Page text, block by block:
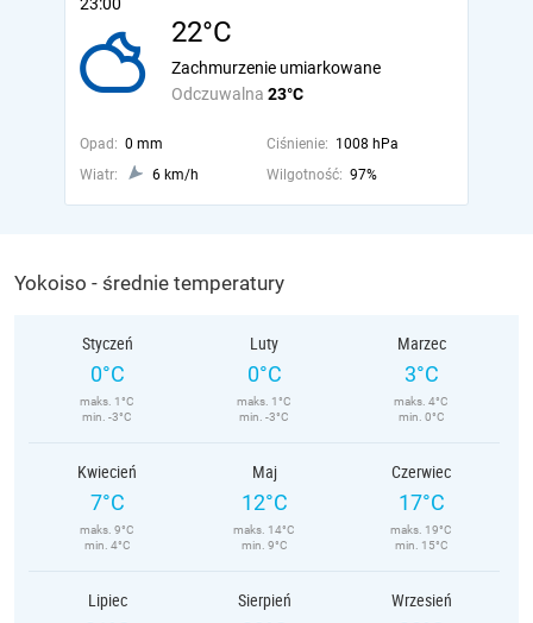
22°C
Odczuwalna 23°C
Zachmurzenie umiarkowane
Opad: 0 mm Ciśnienie: 1008 hPa
Wiatr:
6 km/h Wilgotność: 97%
Yokoiso - średnie temperatury
Styczeń
0°C
maks. 1°C
min. -3°C
Luty
0°C
maks. 1°C
min. -3°C
Marzec
3°C
maks. 4°C
min. 0°C
Kwiecień
7°C
maks. 9°C
min. 4°C
Maj
12°C
maks. 14°C
min. 9°C
Czerwiec
17°C
maks. 19°C
min. 15°C
Lipiec Sierpień Wrzesień